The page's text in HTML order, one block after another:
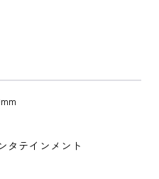
タテインメント